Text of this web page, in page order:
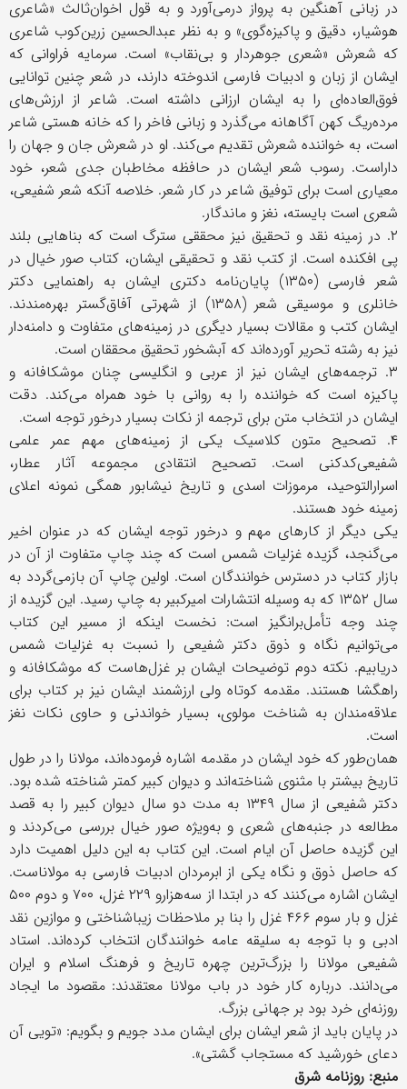
در زبانی آهنگین به پرواز درمی‌آورد و به قول اخوان‌ثالث «شاعری
هوشیار، دقیق و پاکیزه‌گوی» و به نظر عبدالحسین زرین‌کوب شاعری
که شعرش «شعری جوهردار و بی‌نقاب» است. سرمایه فراوانی که
ایشان از زبان و ادبیات فارسی اندوخته دارند، در شعر چنین توانایی
فوق‌العاده‌ای را به ایشان ارزانی داشته است. شاعر از ارزش‌های
مرده‌ریگ کهن آگاهانه می‌گذرد و زبانی فاخر را که خانه هستی شاعر
است، به خواننده شعرش تقدیم می‌کند. او در شعرش جان و جهان را
داراست. رسوب شعر ایشان در حافظه مخاطبان جدی شعر، خود
معیاری است برای توفیق شاعر در کار شعر. خلاصه آنکه شعر شفیعی،
شعری است بایسته، نغز و ماندگار.
۲. در زمینه نقد و تحقیق نیز محققی سترگ است که بناهایی بلند
پی افکنده است. از کتب نقد و تحقیقی ایشان، کتاب صور خیال در
شعر فارسی (۱۳۵۰) پایان‌نامه دکتری ایشان به راهنمایی دکتر
خانلری و موسیقی شعر (۱۳۵۸) از شهرتی آفاق‌گستر بهره‌مندند.
ایشان کتب و مقالات بسیار دیگری در زمینه‌های متفاوت و دامنه‌دار
نیز به رشته تحریر آورده‌اند که آبشخور تحقیق محققان است.
۳. ترجمه‌های ایشان نیز از عربی و انگلیسی چنان موشکافانه و
پاکیزه است که خواننده را به‌ روانی با خود همراه می‌کند. دقت
ایشان در انتخاب متن برای ترجمه از نکات بسیار درخور ‌توجه است.
۴. تصحیح متون کلاسیک یکی از زمینه‌های مهم عمر علمی
شفیعی‌کدکنی است. تصحیح انتقادی مجموعه آثار عطار،
اسرارالتوحید، مرموزات اسدی و تاریخ نیشابور همگی نمونه اعلای
زمینه خود هستند.
یکی دیگر از کارهای مهم و درخور ‌توجه ایشان که در عنوان اخیر
می‌گنجد، گزیده غزلیات شمس است که چند چاپ متفاوت از آن در
بازار کتاب در دسترس خوانندگان است. اولین چاپ آن بازمی‌گردد به
سال ۱۳۵۲ که به وسیله انتشارات امیرکبیر به چاپ رسید. این گزیده از
چند وجه تأمل‌برانگیز است: نخست اینکه از مسیر این کتاب
می‌توانیم نگاه و ذوق دکتر شفیعی را نسبت به غزلیات شمس
دریابیم. نکته دوم توضیحات ایشان بر غزل‌هاست که موشکافانه و
راهگشا هستند. مقدمه کوتاه ولی ارزشمند ایشان نیز بر کتاب برای
علاقه‌مندان به شناخت مولوی، بسیار خواندنی و حاوی نکات نغز
است.
همان‌طور که خود ایشان در مقدمه اشاره فرموده‌اند، مولانا را در طول
تاریخ بیشتر با مثنوی شناخته‌اند و دیوان کبیر کمتر شناخته شده بود.
دکتر شفیعی از سال ۱۳۴۹ به مدت دو سال دیوان کبیر را به قصد
مطالعه در جنبه‌های شعری و به‌ویژه صور خیال بررسی می‌کردند و
این گزیده حاصل آن ایام است. این کتاب به این ‌دلیل اهمیت دارد
که حاصل ذوق و نگاه یکی از ابرمردان ادبیات فارسی به مولاناست.
ایشان اشاره می‌کنند که در ابتدا از سه‌هزارو ۲۲۹ غزل، ۷۰۰ و دوم ۵۰۰
غزل و بار سوم ۴۶۶ غزل را بنا بر ملاحظات زیباشناختی و موازین نقد
ادبی و با توجه به سلیقه عامه خوانندگان انتخاب کرده‌اند. استاد
شفیعی مولانا را بزرگ‌ترین چهره تاریخ و فرهنگ اسلام و ایران
می‌دانند. درباره کار خود در باب مولانا معتقدند: مقصود ما ایجاد
روزنه‌ای خرد بود بر جهانی بزرگ.
در پایان باید از شعر ایشان برای ایشان مدد جویم و بگویم: «تویی آن
دعای خورشید که مستجاب گشتی».
منبع: روزنامه شرق